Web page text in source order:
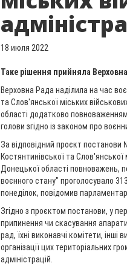
18 июля 2022
Таке рішення прийняла
Верховна Рада наділила на час
та Слов'янської міських
області додатково
голови згідно із законом про
За відповідний проєкт
Костянтинівської та
Донецької області повноважень,
воєнного стану" проголосувало
понеділок, повідомив
Згідно з проєктом постанови, у
припинення чи скасування
рад, їхні виконавчі комітети,
організації цих територіальних
адміністрацій.